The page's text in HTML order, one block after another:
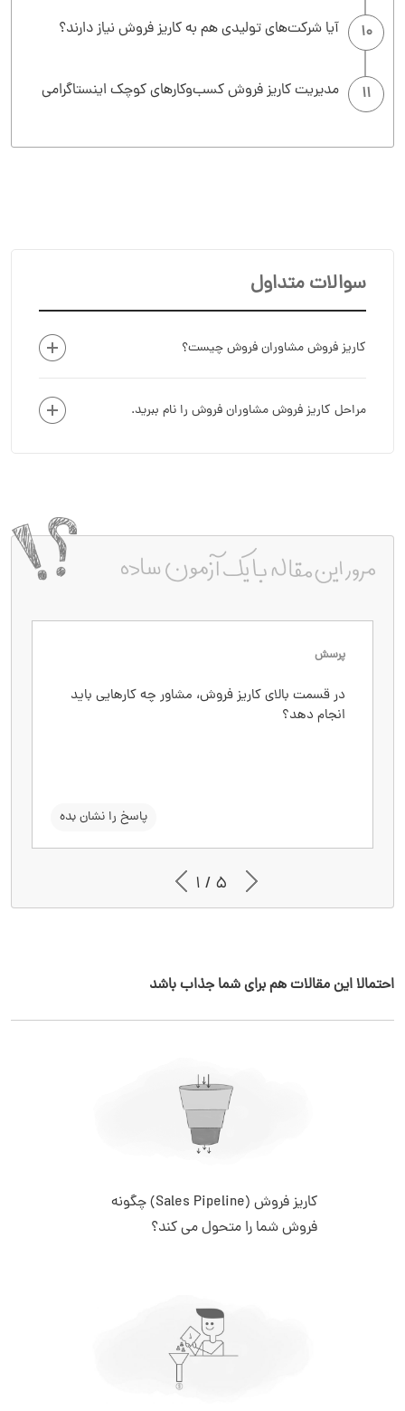
10 آیا شرکت‌های تولیدی هم به کاریز فروش نیاز دارند؟
11 مدیریت کاریز فروش کسب‌وکارهای کوچک اینستاگرامی
سوالات متداول
کاریز فروش مشاوران فروش چیست؟
مراحل کاریز فروش مشاوران فروش را نام ببرید.
پرسش
در قسمت بالای کاریز فروش، مشاور چه کارهایی باید
انجام دهد؟
پاسخ را نشان بده
تولید سرنخ جدید
1 / 5
احتمالا این مقالات هم برای شما جذاب باشد
کاریز فروش (Sales Pipeline) چگونه
فروش شما را متحول می کند؟